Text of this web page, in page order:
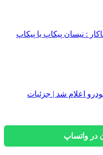
: نیسان پیکاپ یا پیکاپ
اعلام شد | جزئیات
در واتساپ